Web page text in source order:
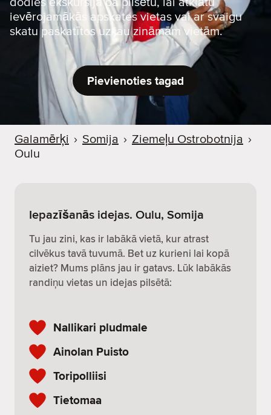
dodies ekskursijā pa pilsētu, lai atklātu
ievērojamākās apskates vietas vai ar svaigu
skatu paskatītos uz jau zināmām vietām.
Pievienoties tagad
Galamērķi › Somija › Ziemeļu Ostrobotnija ›
Oulu
Iepazīšanās idejas. Oulu, Somija
Tu jau zini, kas ir labākā vietā, kur atrast
cilvēkus tavā tuvumā. Bet uz kurieni lai kopā
aiziet? Mums plāns jau ir gatavs. Lūk labākās
randiņu vietas un idejas pilsētā:
Nallikari pludmale
Ainolan Puisto
Toripolliisi
Tietomaa